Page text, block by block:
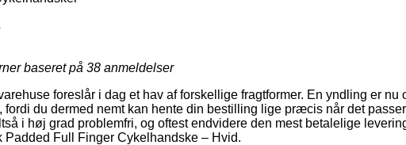
baseret på 38 anmeldelser
foreslår i dag et hav af forskellige fragtformer. En yndling er nu
fordi du dermed nemt kan hente din bestilling lige præcis når det
i høj grad problemfri, og oftest endvidere den mest betalelige
Padded Full Finger Cykelhandske – Hvid.